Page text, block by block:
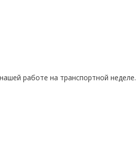
работе на транспортной неделе.